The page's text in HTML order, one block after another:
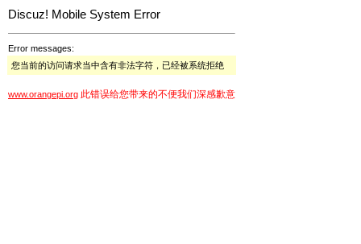
Discuz! Mobile System Error
Error messages:
您当前的访问请求当中含有非法字符，已经被系统拒绝
www.orangepi.org 此错误给您带来的不便我们深感歉意